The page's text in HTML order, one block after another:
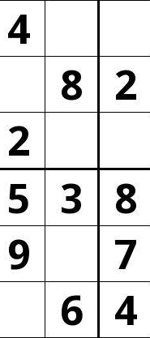
4
8 2
2
5 3 8
9 7
6 4